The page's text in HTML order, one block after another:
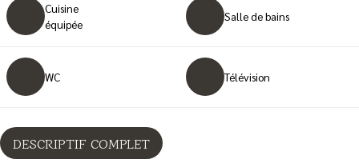
Cuisine
équipée
Salle de bains
WC Télévision
DESCRIPTIF COMPLET